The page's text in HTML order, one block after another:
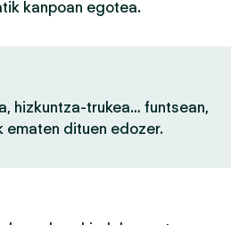
kanpoan egotea.
hizkuntza-trukea… funtsean,
ematen dituen edozer.